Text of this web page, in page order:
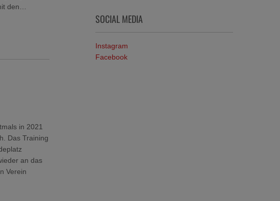
den…
in 2021
Das Training
an das
Verein
SOCIAL MEDIA
Instagram
Facebook